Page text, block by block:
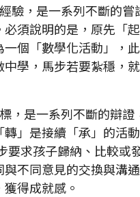
，是一系列不斷的嘗
須說明的是，原先「
個「數學化活動」，
學，馬步若要紮穩，
是一系列不斷的辯證
」是接續「承」的活
求孩子歸納、比較或
不同意見的交換與溝
得成就感。